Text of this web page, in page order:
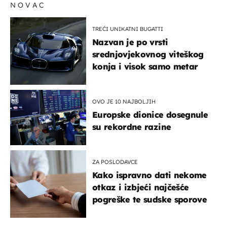
NOVAC
TREĆI UNIKATNI BUGATTI
Nazvan je po vrsti
srednjovjekovnog viteškog
konja i visok samo metar
OVO JE 10 NAJBOLJIH
Europske dionice dosegnule
su rekordne razine
ZA POSLODAVCE
Kako ispravno dati nekome
otkaz i izbjeći najčešće
pogreške te sudske sporove